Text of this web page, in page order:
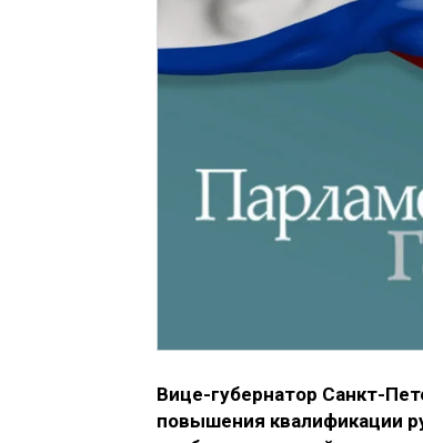
Вице-губернатор Санкт-
повышения квалификации